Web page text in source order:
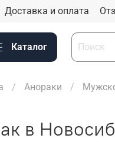
Доставка и оплата
Каталог
Анораки
в